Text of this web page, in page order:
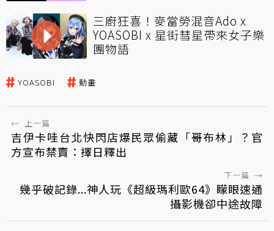
三廚狂喜！麥當勞混音Ado x
YOASOBI x 星街彗星帶來女子樂
團物語
YOASOBI 動畫
← 上一篇
吉伊卡哇台北快閃店爆民眾偷藏「哥布林」？官
方宣布禁賣：擇日釋出
下一篇 →
幾乎破記錄...神人玩《超級瑪利歐64》矇眼速通
攝影機卻中途故障